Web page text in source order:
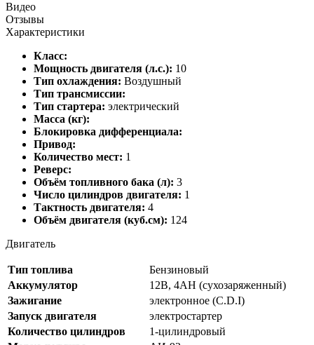
Видео
Отзывы
Характеристики
Класс:
Мощность двигателя (л.с.): 10
Тип охлаждения: Воздушный
Тип трансмиссии:
Тип стартера: электрический
Масса (кг):
Блокировка дифференциала:
Привод:
Количество мест: 1
Реверс:
Объём топливного бака (л): 3
Число цилиндров двигателя: 1
Тактность двигателя: 4
Объём двигателя (куб.см): 124
Двигатель
Тип топлива
Бензиновый
Аккумулятор
12В, 4AH (сухозаряженный)
Зажигание
электронное (C.D.I)
Запуск двигателя
электростартер
Количество цилиндров
1-цилиндровый